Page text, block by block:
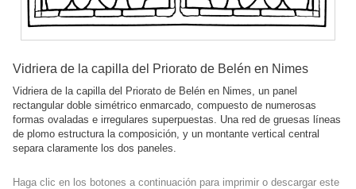
Vidriera de la capilla del Priorato de Belén en Nimes
Vidriera de la capilla del Priorato de Belén en Nimes, un panel
rectangular doble simétrico enmarcado, compuesto de numerosas
formas ovaladas e irregulares superpuestas. Una red de gruesas líneas
de plomo estructura la composición, y un montante vertical central
separa claramente los dos paneles.
Haga clic en los botones a continuación para imprimir o descargar este